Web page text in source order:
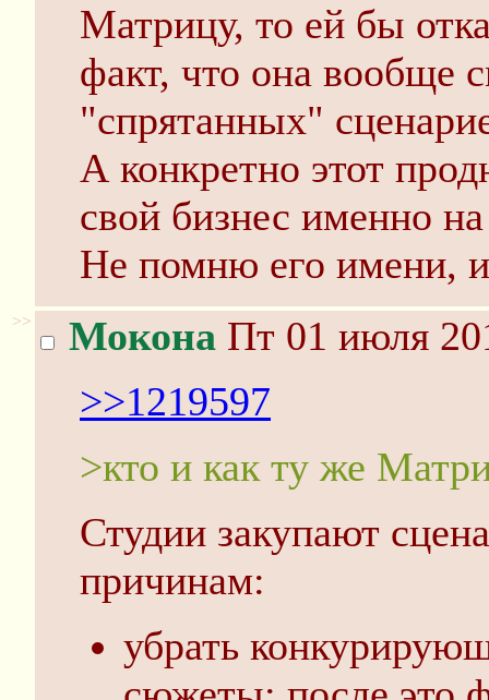
Матрицу, то ей бы
факт, что она вообще
"спрятанных"
А конкретно этот
свой бизнес именно
Не помню его имени,
>> Мокона Пт 01 июля
>>1219597
>кто и как ту же
Студии закупают
причинам:
убрать